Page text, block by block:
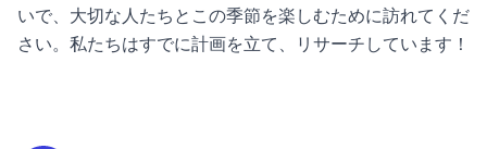
いで、大切な人たちとこの季節を楽しむために訪れてくだ
さい。私たちはすでに計画を立て、リサーチしています！